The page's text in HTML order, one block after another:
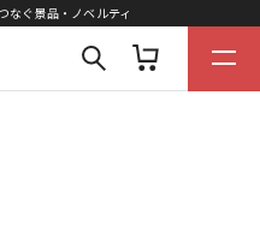
なぐ景品・ノベルティ